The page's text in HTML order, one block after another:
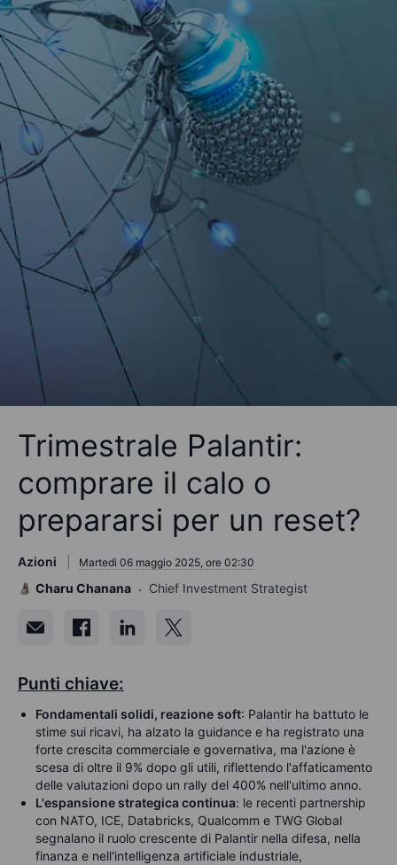
Trimestrale Palantir:
comprare il calo o
prepararsi per un reset?
Azioni Martedì 06 maggio 2025, ore 02:30
Charu Chanana Chief Investment Strategist
Punti chiave:
Fondamentali solidi, reazione soft: Palantir ha battuto le
stime sui ricavi, ha alzato la guidance e ha registrato una
forte crescita commerciale e governativa, ma l'azione è
scesa di oltre il 9% dopo gli utili, riflettendo l'affaticamento
delle valutazioni dopo un rally del 400% nell'ultimo anno.
L'espansione strategica continua: le recenti partnership
con NATO, ICE, Databricks, Qualcomm e TWG Global
segnalano il ruolo crescente di Palantir nella difesa, nella
finanza e nell'intelligenza artificiale industriale,